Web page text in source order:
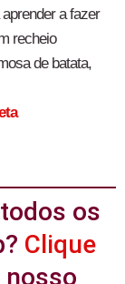
a fazer
recheio
de batata,
os
Clique
nosso